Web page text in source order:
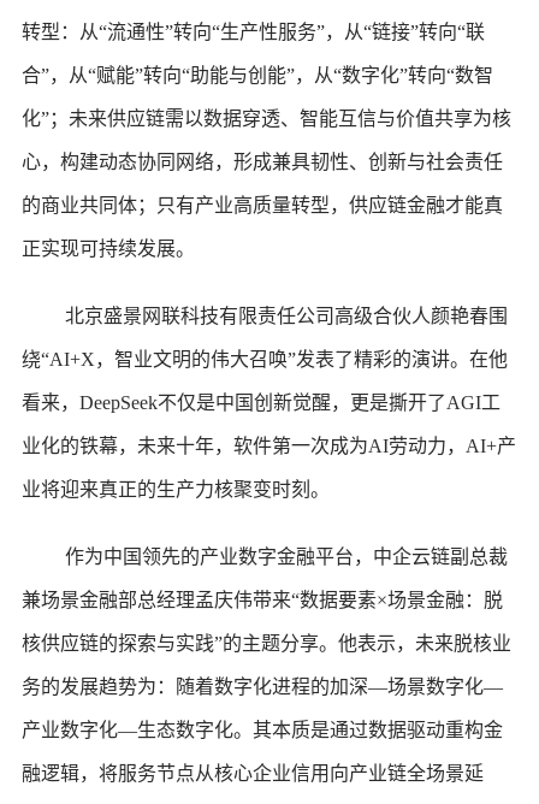
转型：从“流通性”转向“生产性服务”，从“链接”转向“联
合”，从“赋能”转向“助能与创能”，从“数字化”转向“数智
化”；未来供应链需以数据穿透、智能互信与价值共享为核
心，构建动态协同网络，形成兼具韧性、创新与社会责任
的商业共同体；只有产业高质量转型，供应链金融才能真
正实现可持续发展。
北京盛景网联科技有限责任公司高级合伙人颜艳春围
绕“AI+X，智业文明的伟大召唤”发表了精彩的演讲。在他
看来，DeepSeek不仅是中国创新觉醒，更是撕开了AGI工
业化的铁幕，未来十年，软件第一次成为AI劳动力，AI+产
业将迎来真正的生产力核聚变时刻。
作为中国领先的产业数字金融平台，中企云链副总裁
兼场景金融部总经理孟庆伟带来“数据要素×场景金融：脱
核供应链的探索与实践”的主题分享。他表示，未来脱核业
务的发展趋势为：随着数字化进程的加深—场景数字化—
产业数字化—生态数字化。其本质是通过数据驱动重构金
融逻辑，将服务节点从核心企业信用向产业链全场景延